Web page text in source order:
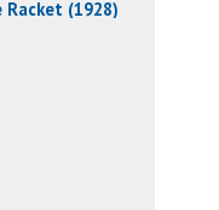
Racket (1928)